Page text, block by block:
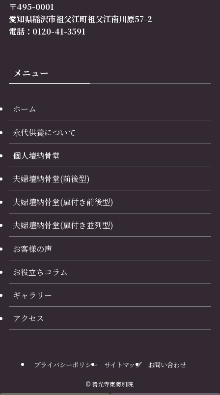
〒495-0001
愛知県稲沢市祖父江町祖父江南川原57-2
電話：0120-41-3591
メニュー
ホーム
永代供養について
個人壇納骨堂
夫婦壇納骨堂(前後型)
夫婦壇納骨堂(扉付き前後型)
夫婦壇納骨堂(扉付き並列型)
お客様の声
お役立ちコラム
ギャラリー
アクセス
プライバシーポリシー サイトマップ お問い合わせ
©善光寺東海別院.